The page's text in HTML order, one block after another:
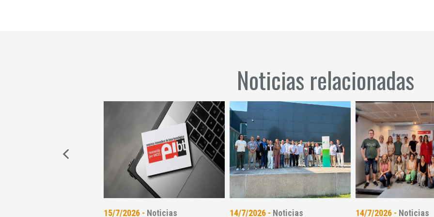
Noticias relacionadas
15/7/2026 -Noticias 14/7/2026 -Noticias 14/7/2026 -Noticias